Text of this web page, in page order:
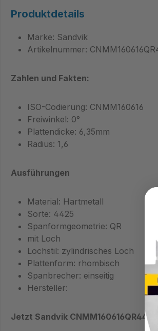
Produktdetails
Marke: Sandvik
Artikelnummer:
Zahlen und Fakten:
ISO-Codierung: CNMM160616
Freiwinkel: 0°
Plattendicke: 6,35mm
Radius: 1,6
Ausführungen
Material: Hartmetall
Sorte: 4425
Spanformgeometrie: QR
mit Loch
Lochstil: zylindrisches Loch
Plattenform: rhombisch
Spanbrecher: einseitig
Hersteller:
Jetzt Sandvik